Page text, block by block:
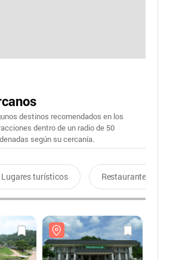
destinos recomendados en los
dentro de un radio de 50
según su cercanía.
Lugares turísticos Restaurantes